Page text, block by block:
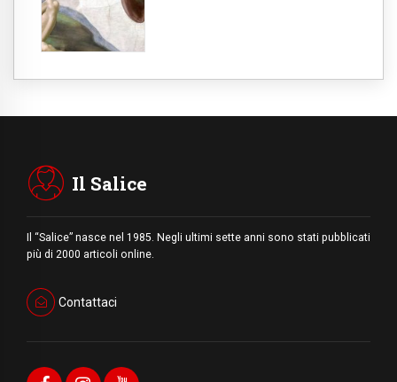
Il Salice
Il “Salice” nasce nel 1985. Negli ultimi sette anni sono stati pubblicati
più di 2000 articoli online.
Contattaci